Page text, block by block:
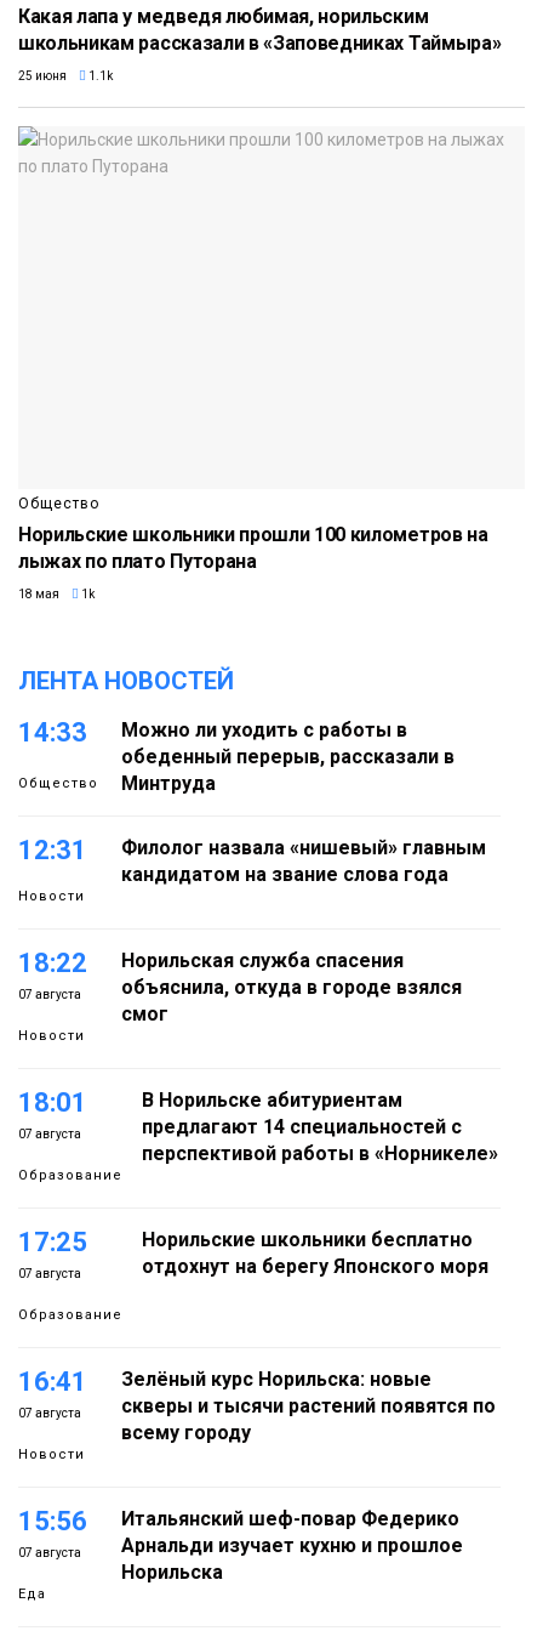
Какая лапа у медведя любимая, норильским
школьникам рассказали в «Заповедниках Таймыра»
25 июня 1.1k
Общество
Норильские школьники прошли 100 километров на
лыжах по плато Путорана
18 мая 1k
ЛЕНТА НОВОСТЕЙ
14:33
Общество
Можно ли уходить с работы в
обеденный перерыв, рассказали в
Минтруда
12:31
Новости
Филолог назвала «нишевый» главным
кандидатом на звание слова года
18:22
07 августа
Новости
Норильская служба спасения
объяснила, откуда в городе взялся
смог
18:01
07 августа
Образование
В Норильске абитуриентам
предлагают 14 специальностей с
перспективой работы в «Норникеле»
17:25
07 августа
Образование
Норильские школьники бесплатно
отдохнут на берегу Японского моря
16:41
07 августа
Новости
Зелёный курс Норильска: новые
скверы и тысячи растений появятся по
всему городу
15:56
07 августа
Еда
Итальянский шеф-повар Федерико
Арнальди изучает кухню и прошлое
Норильска